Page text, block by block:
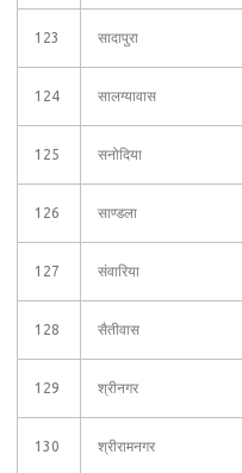
123 सादापुरा
124 सालग्यावास
125 सनोदिया
126 साण्डला
127 संवारिया
128 सैतीवास
129 श्रीनगर
130 श्रीरामनगर